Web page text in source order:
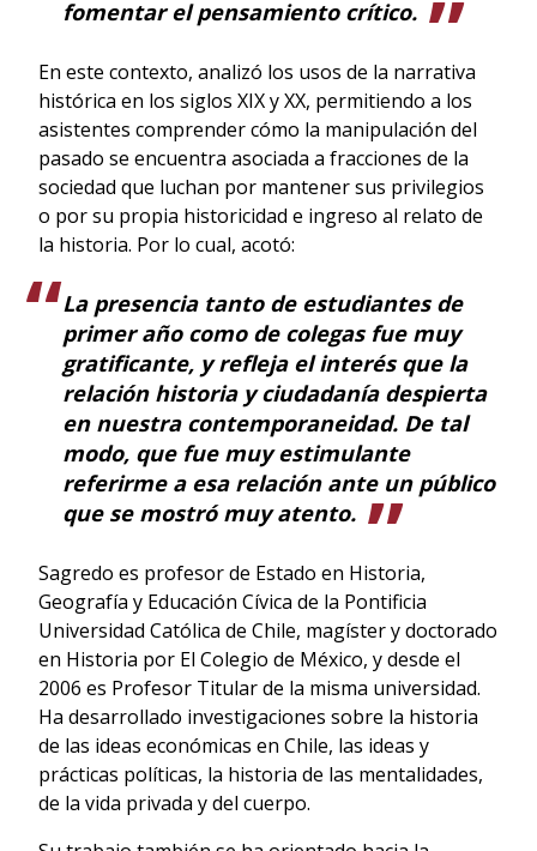
fomentar el pensamiento crítico.
En este contexto, analizó los usos de la narrativa
histórica en los siglos XIX y XX, permitiendo a los
asistentes comprender cómo la manipulación del
pasado se encuentra asociada a fracciones de la
sociedad que luchan por mantener sus privilegios
o por su propia historicidad e ingreso al relato de
la historia. Por lo cual, acotó:
La presencia tanto de estudiantes de
primer año como de colegas fue muy
gratificante, y refleja el interés que la
relación historia y ciudadanía despierta
en nuestra contemporaneidad. De tal
modo, que fue muy estimulante
referirme a esa relación ante un público
que se mostró muy atento.
Sagredo es profesor de Estado en Historia,
Geografía y Educación Cívica de la Pontificia
Universidad Católica de Chile, magíster y doctorado
en Historia por El Colegio de México, y desde el
2006 es Profesor Titular de la misma universidad.
Ha desarrollado investigaciones sobre la historia
de las ideas económicas en Chile, las ideas y
prácticas políticas, la historia de las mentalidades,
de la vida privada y del cuerpo.